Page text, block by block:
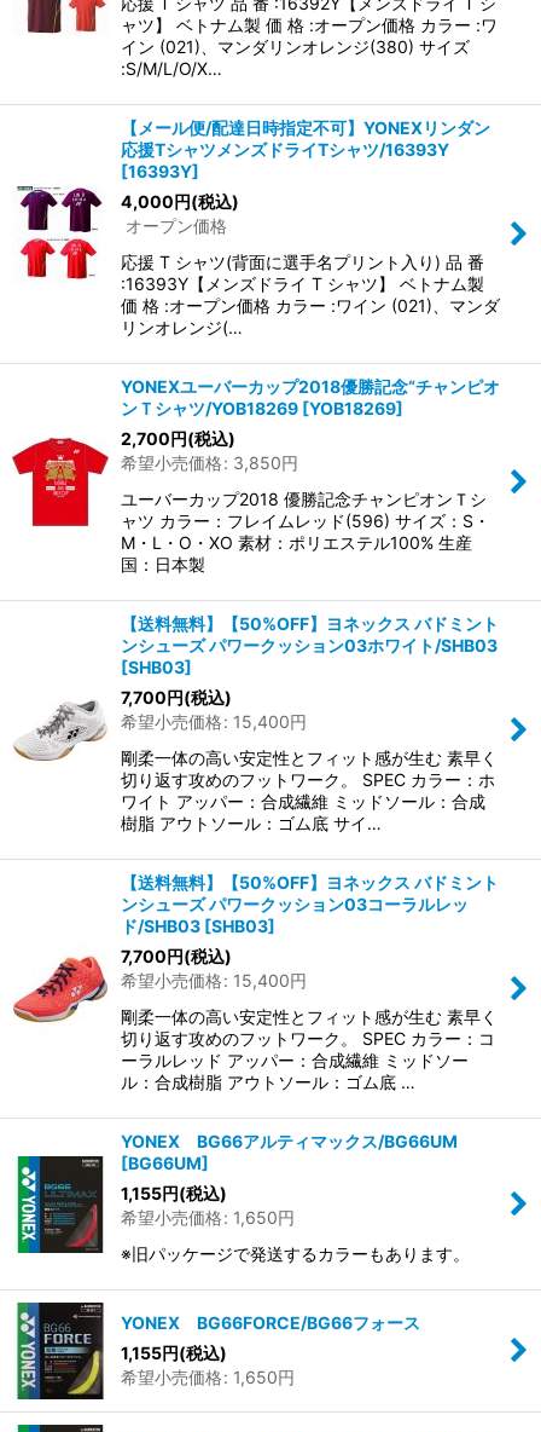
ャツ】 ベトナム製 価 格 :オープン価格 カラー :ワ
イン (021)、マンダリンオレンジ(380) サイズ
:S/M/L/O/X…
【メール便/配達日時指定不可】YONEXリンダン
応援TシャツメンズドライTシャツ/16393Y
[16393Y]
4,000円(税込)
オープン価格
応援 T シャツ(背面に選手名プリント入り) 品 番
:16393Y【メンズドライ T シャツ】 ベトナム製
価 格 :オープン価格 カラー :ワイン (021)、マンダ
リンオレンジ(…
YONEXユーバーカップ2018優勝記念“チャンピオ
ンＴシャツ/YOB18269 [YOB18269]
2,700円(税込)
希望小売価格: 3,850円
ユーバーカップ2018 優勝記念チャンピオンＴシ
ャツ カラー：フレイムレッド(596) サイズ：S・
M・L・O・XO 素材：ポリエステル100% 生産
国：日本製
【送料無料】【50%OFF】ヨネックス バドミント
ンシューズ パワークッション03ホワイト/SHB03
[SHB03]
7,700円(税込)
希望小売価格: 15,400円
剛柔一体の高い安定性とフィット感が生む 素早く
切り返す攻めのフットワーク。 SPEC カラー：ホ
ワイト アッパー：合成繊維 ミッドソール：合成
樹脂 アウトソール：ゴム底 サイ…
【送料無料】【50%OFF】ヨネックス バドミント
ンシューズ パワークッション03コーラルレッ
ド/SHB03 [SHB03]
7,700円(税込)
希望小売価格: 15,400円
剛柔一体の高い安定性とフィット感が生む 素早く
切り返す攻めのフットワーク。 SPEC カラー：コ
ーラルレッド アッパー：合成繊維 ミッドソー
ル：合成樹脂 アウトソール：ゴム底 …
YONEX BG66アルティマックス/BG66UM
[BG66UM]
1,155円(税込)
希望小売価格: 1,650円
※旧パッケージで発送するカラーもあります。
YONEX BG66FORCE/BG66フォース
1,155円(税込)
希望小売価格: 1,650円